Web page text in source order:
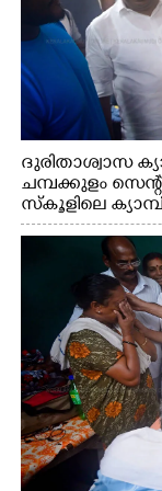
ദുരിതാശ്വാസ
ചമ്പക്കുളം
സ്കൂളിലെ
സെക്രട്ടറി
എടുത്ത്
വകുപ്പ് മന്ത്രി
റെജി